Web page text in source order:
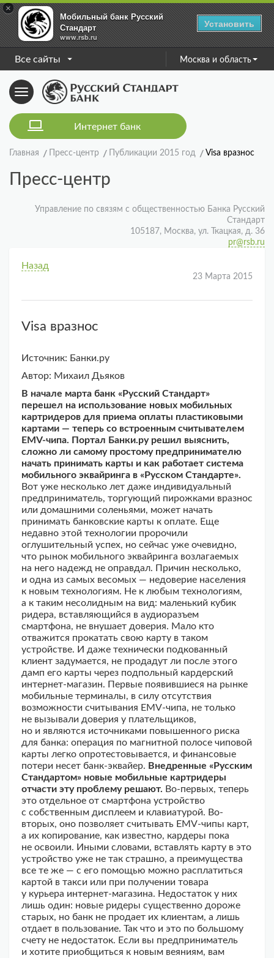
×
Мобильный банк Русский
Стандарт
www.rsb.ru
Установить
Все сайты Москва и область
Toggle
navigation
Интернет банк
Главная Пресс-центр Публикации 2015 год Visa вразнос
Пресс-центр
Управление по связям с общественностью Банка Русский
Стандарт
105187, Москва, ул. Ткацкая, д. 36
pr@rsb.ru
Назад
23 Марта 2015
Visa вразнос
Источник: Банки.ру
Автор: Михаил Дьяков
В начале марта банк «Русский Стандарт»
перешел на использование новых мобильных
картридеров для приема оплаты пластиковыми
картами — теперь со встроенным считывателем
EMV-чипа. Портал Банки.ру решил выяснить,
сложно ли самому простому предпринимателю
начать принимать карты и как работает система
мобильного эквайринга в «Русском Стандарте».
Вот уже несколько лет даже индивидуальный
предприниматель, торгующий пирожками вразнос
или домашними соленьями, может начать
принимать банковские карты к оплате. Еще
недавно этой технологии пророчили
оглушительный успех, но сейчас уже очевидно,
что рынок мобильного эквайринга возлагаемых
на него надежд не оправдал. Причин несколько,
и одна из самых весомых — недоверие населения
к новым технологиям. Не к любым технологиям,
а к таким несолидным на вид: маленький кубик
ридера, вставляющийся в аудиоразъем
смартфона, не внушает доверия. Мало кто
отважится прокатать свою карту в таком
устройстве. И даже технически подкованный
клиент задумается, не продадут ли после этого
дамп его карты через подпольный кардерский
интернет-магазин. Первые появившиеся на рынке
мобильные терминалы, в силу отсутствия
возможности считывания EMV-чипа, не только
не вызывали доверия у плательщиков,
но и являются источниками повышенного риска
для банка: операция по магнитной полосе чиповой
карты легко опротестовывается, и финансовые
потери несет банк-эквайер. Внедренные «Русским
Стандартом» новые мобильные картридеры
отчасти эту проблему решают. Во-первых, теперь
это отдельное от смартфона устройство
с собственным дисплеем и клавиатурой. Во-
вторых, оно позволяет считывать EMV-чипы карт,
а их копирование, как известно, кардеры пока
не освоили. Иными словами, вставлять карту в это
устройство уже не так страшно, а преимущества
все те же — с его помощью можно расплатиться
картой в такси или при получении товара
у курьера интернет-магазина. Недостаток у них
лишь один: новые ридеры существенно дороже
старых, но банк не продает их клиентам, а лишь
отдает в пользование. Так что и это по большому
счету не недостаток. Если вы предприниматель
и хотите приобщиться к новым веяниям, вам